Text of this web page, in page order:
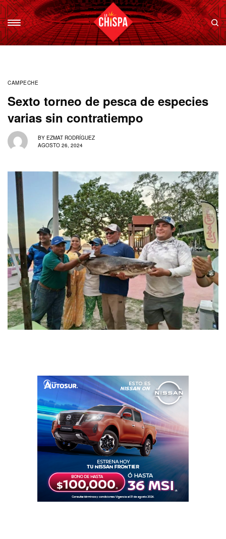
CAMPECHE
Sexto torneo de pesca de especies
varias sin contratiempo
BY EZMAT RODRÍGUEZ
AGOSTO 26, 2024